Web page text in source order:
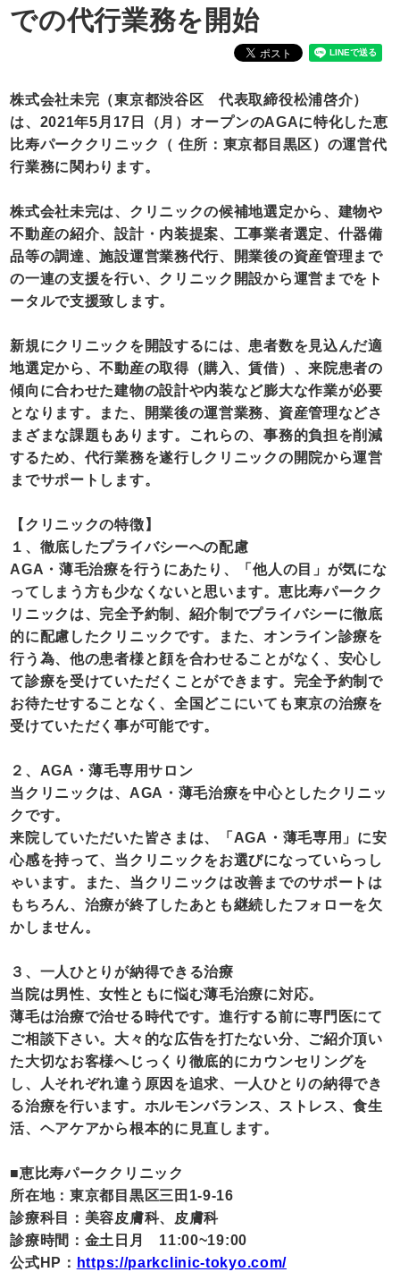
での代行業務を開始
株式会社未完（東京都渋谷区 代表取締役松浦啓介）
は、2021年5月17日（月）オープンのAGAに特化した恵
比寿パーククリニック（ 住所：東京都目黒区）の運営代
行業務に関わります。
株式会社未完は、クリニックの候補地選定から、建物や
不動産の紹介、設計・内装提案、工事業者選定、什器備
品等の調達、施設運営業務代行、開業後の資産管理まで
の一連の支援を行い、クリニック開設から運営までをト
ータルで支援致します。
新規にクリニックを開設するには、患者数を見込んだ適
地選定から、不動産の取得（購入、賃借）、来院患者の
傾向に合わせた建物の設計や内装など膨大な作業が必要
となります。また、開業後の運営業務、資産管理などさ
まざまな課題もあります。これらの、事務的負担を削減
するため、代行業務を遂行しクリニックの開院から運営
までサポートします。
【クリニックの特徴】
１、徹底したプライバシーへの配慮
AGA・薄毛治療を行うにあたり、「他人の目」が気にな
ってしまう方も少なくないと思います。恵比寿パークク
リニックは、完全予約制、紹介制でプライバシーに徹底
的に配慮したクリニックです。また、オンライン診療を
行う為、他の患者様と顔を合わせることがなく、安心し
て診療を受けていただくことができます。完全予約制で
お待たせすることなく、全国どこにいても東京の治療を
受けていただく事が可能です。
２、AGA・薄毛専用サロン
当クリニックは、AGA・薄毛治療を中心としたクリニッ
クです。
来院していただいた皆さまは、「AGA・薄毛専用」に安
心感を持って、当クリニックをお選びになっていらっし
ゃいます。また、当クリニックは改善までのサポートは
もちろん、治療が終了したあとも継続したフォローを欠
かしません。
３、一人ひとりが納得できる治療
当院は男性、女性ともに悩む薄毛治療に対応。
薄毛は治療で治せる時代です。進行する前に専門医にて
ご相談下さい。大々的な広告を打たない分、ご紹介頂い
た大切なお客様へじっくり徹底的にカウンセリングを
し、人それぞれ違う原因を追求、一人ひとりの納得でき
る治療を行います。ホルモンバランス、ストレス、食生
活、ヘアケアから根本的に見直します。
■恵比寿パーククリニック
所在地：東京都目黒区三田1-9-16
診療科目：美容皮膚科、皮膚科
診療時間：金土日月 11:00~19:00
公式HP： https://parkclinic-tokyo.com/